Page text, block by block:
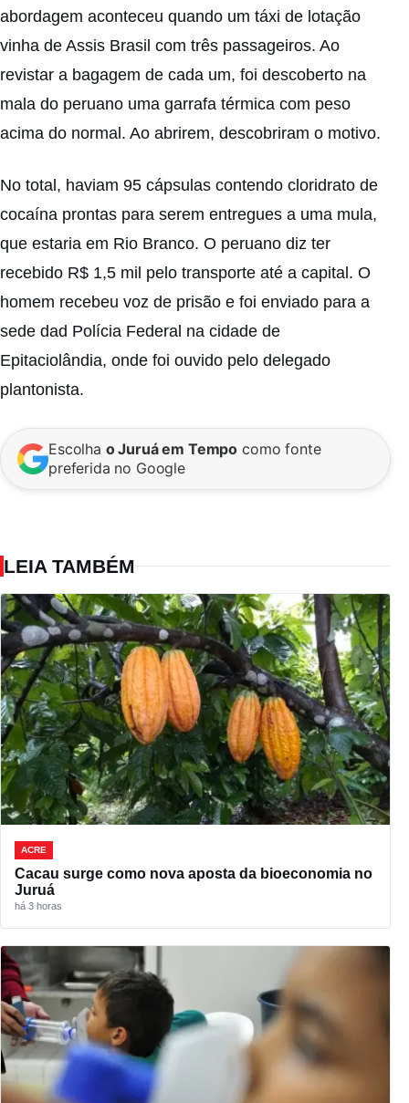
abordagem aconteceu quando um táxi de lotação
vinha de Assis Brasil com três passageiros. Ao
revistar a bagagem de cada um, foi descoberto na
mala do peruano uma garrafa térmica com peso
acima do normal. Ao abrirem, descobriram o motivo.
No total, haviam 95 cápsulas contendo cloridrato de
cocaína prontas para serem entregues a uma mula,
que estaria em Rio Branco. O peruano diz ter
recebido R$ 1,5 mil pelo transporte até a capital. O
homem recebeu voz de prisão e foi enviado para a
sede dad Polícia Federal na cidade de
Epitaciolândia, onde foi ouvido pelo delegado
plantonista.
Escolha o Juruá em Tempo como fonte
preferida no Google
LEIA TAMBÉM
ACRE
Cacau surge como nova aposta da bioeconomia no
Juruá
há 3 horas